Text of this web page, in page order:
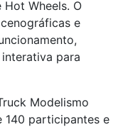
Wheels. O
e
para
Modelismo
140 participantes e